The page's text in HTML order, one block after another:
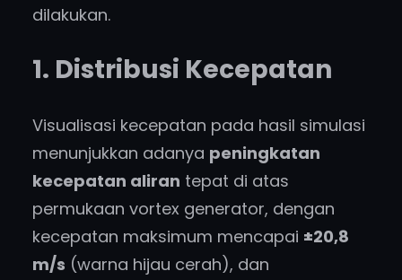
dilakukan.
1. Distribusi Kecepatan
Visualisasi kecepatan pada hasil simulasi
menunjukkan adanya peningkatan
kecepatan aliran tepat di atas
permukaan vortex generator, dengan
kecepatan maksimum mencapai ±20,8
m/s (warna hijau cerah), dan